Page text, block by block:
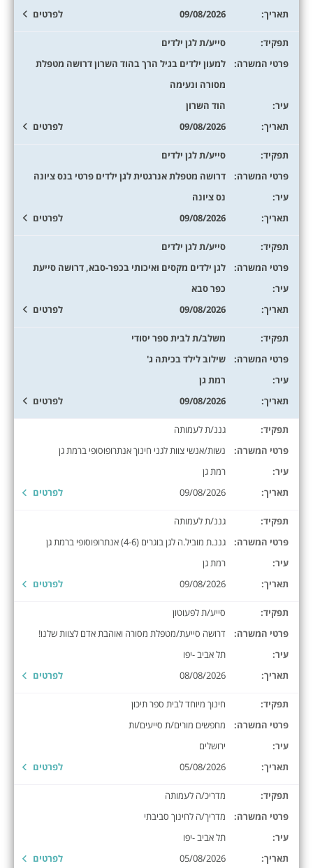
תאריך: 09/08/2026 לפרטים
תפקיד:
סייע/ת לגן ילדים
פרטי המשרה:
למעון ילדים בגיל הרך בהוד השרון דרושה מטפלת
מסורה ונעימה
עיר:
הוד השרון
תאריך:
09/08/2026 לפרטים
תפקיד:
סייע/ת לגן ילדים
פרטי המשרה:
דרושה מטפלת אנרגטית לגן ילדים פרטי בנס ציונה
עיר:
נס ציונה
תאריך:
09/08/2026 לפרטים
תפקיד:
סייע/ת לגן ילדים
פרטי המשרה:
לגן ילדים מקסים ואיכותי בכפר-סבא, דרושה סייעת
עיר:
כפר סבא
תאריך:
09/08/2026 לפרטים
תפקיד:
משלב/ת לבית ספר יסודי
פרטי המשרה:
שילוב לילד בכיתה ג'
עיר:
רמת גן
תאריך:
09/08/2026 לפרטים
תפקיד:
גננ/ת לעמותה
פרטי המשרה:
נשות/אנשי צוות לגני חינוך אנתרופוסופי ברמת גן
עיר:
רמת גן
תאריך:
09/08/2026 לפרטים
תפקיד:
גננ/ת לעמותה
פרטי המשרה:
גננ.ת מוביל.ה לגן בוגרים (4-6) אנתרופוסופי ברמת גן
עיר:
רמת גן
תאריך:
09/08/2026 לפרטים
תפקיד:
סייע/ת לפעוטון
פרטי המשרה:
דרושה סייעת/מטפלת מסורה ואוהבת אדם לצוות שלנו!
עיר:
תל אביב -יפו
תאריך:
08/08/2026 לפרטים
תפקיד:
חינוך מיוחד לבית ספר תיכון
פרטי המשרה:
מחפשים מורים/ת סייעים/ות
עיר:
ירושלים
תאריך:
05/08/2026 לפרטים
תפקיד:
מדריכ/ה לעמותה
פרטי המשרה:
מדריך/ה לחינוך סביבתי
עיר:
תל אביב -יפו
תאריך:
05/08/2026 לפרטים